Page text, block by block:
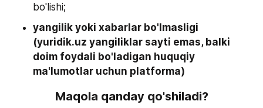
bo'lishi;
yangilik yoki xabarlar bo'lmasligi
(yuridik.uz yangiliklar sayti emas, balki
doim foydali bo'ladigan huquqiy
ma'lumotlar uchun platforma)
Maqola qanday qo'shiladi?